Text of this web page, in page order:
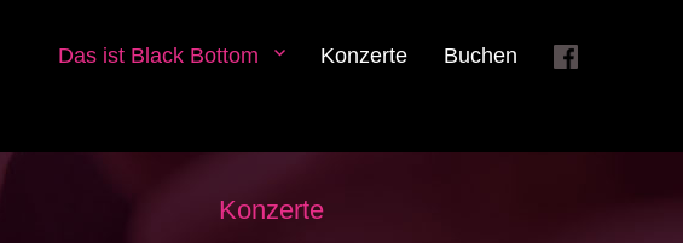
Das ist Black Bottom Konzerte Buchen
Konzerte